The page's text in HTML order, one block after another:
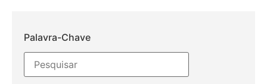
Palavra-Chave